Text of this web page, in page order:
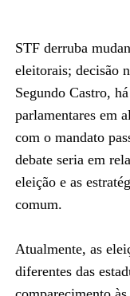
STF derruba
eleitorais; decisão
Segundo Castro,
parlamentares em
com o mandato
debate seria em
eleição e as
comum.
Atualmente, as
diferentes das